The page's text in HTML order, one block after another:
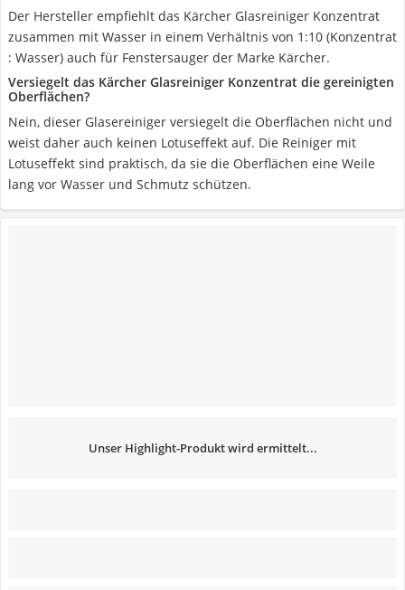
Der Hersteller empfiehlt das Kärcher Glasreiniger Konzentrat
zusammen mit Wasser in einem Verhältnis von 1:10 (Konzentrat
: Wasser) auch für Fenstersauger der Marke Kärcher.
Versiegelt das Kärcher Glasreiniger Konzentrat die gereinigten
Oberflächen?
Nein, dieser Glasereiniger versiegelt die Oberflächen nicht und
weist daher auch keinen Lotuseffekt auf. Die Reiniger mit
Lotuseffekt sind praktisch, da sie die Oberflächen eine Weile
lang vor Wasser und Schmutz schützen.
Unser Highlight-Produkt wird ermittelt...